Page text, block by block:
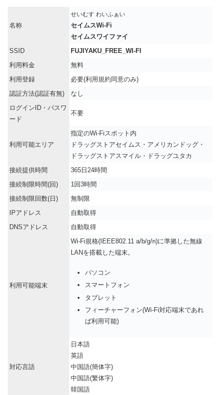
名称
せいむす わいふぁい
セイムスWi-Fi
セイムスワイファイ
SSID
FUJIYAKU_FREE_WI-FI
利用料金
無料
利用登録
必要(利用規約同意のみ)
認証方法(認証有無)
なし
ログインID・パスワ
ード
不要
利用可能エリア
指定のWi-Fiスポット内
ドラッグストアセイムス・アメリカンドッグ・
ドラッグストアスマイル・ドラッグユタカ
接続提供時間
365日24時間
接続制限時間(回)
1回3時間
接続制限回数(日)
無制限
IPアドレス
自動取得
DNSアドレス
自動取得
利用可能端末
Wi-Fi規格(IEEE802.11 a/b/g/n)に準拠した無線
LANを搭載した端末。
パソコン
スマートフォン
タブレット
フィーチャーフォン(Wi-Fi対応端末であれ
ば利用可能)
対応言語
日本語
英語
中国語(簡体字)
中国語(繁体字)
韓国語